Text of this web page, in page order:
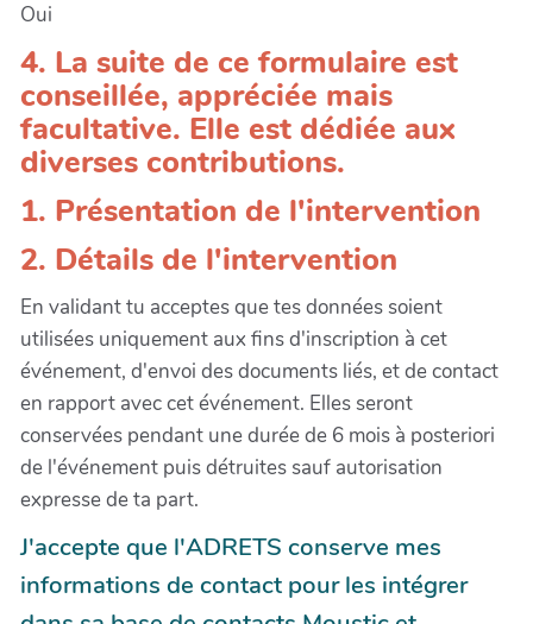
Oui
4. La suite de ce formulaire est
conseillée, appréciée mais
facultative. Elle est dédiée aux
diverses contributions.
1. Présentation de l'intervention
2. Détails de l'intervention
En validant tu acceptes que tes données soient
utilisées uniquement aux fins d'inscription à cet
événement, d'envoi des documents liés, et de contact
en rapport avec cet événement. Elles seront
conservées pendant une durée de 6 mois à posteriori
de l'événement puis détruites sauf autorisation
expresse de ta part.
J'accepte que l'ADRETS conserve mes
informations de contact pour les intégrer